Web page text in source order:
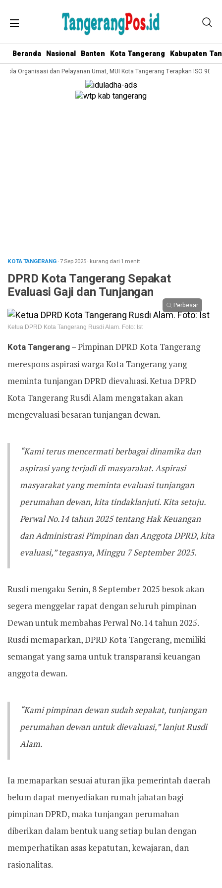
Beranda Nasional Banten Kota Tangerang Kabupaten
Organisasi dan Pelayanan Umat, MUI Kota Tangerang Terapkan ISO
KOTA TANGERANG· 7 Sep 2025· kurang dari 1 menit
DPRD Kota Tangerang Sepakat
Evaluasi Gaji dan Tunjangan
Perbesar
Ketua DPRD Kota Tangerang Rusdi Alam. Foto: Ist
Kota Tangerang– Pimpinan DPRD Kota Tangerang
merespons aspirasi warga Kota Tangerang yang
meminta tunjangan DPRD dievaluasi. Ketua DPRD
Kota Tangerang Rusdi Alam mengatakan akan
mengevaluasi besaran tunjangan dewan.
“Kami terus mencermati berbagai dinamika dan
aspirasi yang terjadi di masyarakat. Aspirasi
masyarakat yang meminta evaluasi tunjangan
perumahan dewan, kita tindaklanjuti. Kita setuju.
Perwal No.14 tahun 2025 tentang Hak Keuangan
dan Administrasi Pimpinan dan Anggota DPRD, kita
evaluasi,” tegasnya, Minggu 7 September 2025.
Rusdi mengaku Senin, 8 September 2025 besok akan
segera menggelar rapat dengan seluruh pimpinan
Dewan untuk membahas Perwal No.14 tahun 2025.
Rusdi memaparkan, DPRD Kota Tangerang, memiliki
semangat yang sama untuk transparansi keuangan
anggota dewan.
“Kami pimpinan dewan sudah sepakat, tunjangan
perumahan dewan untuk dievaluasi,” lanjut Rusdi
Alam.
Ia memaparkan sesuai aturan jika pemerintah daerah
belum dapat menyediakan rumah jabatan bagi
pimpinan DPRD, maka tunjangan perumahan
diberikan dalam bentuk uang setiap bulan dengan
memperhatikan asas kepatutan, kewajaran, dan
rasionalitas.